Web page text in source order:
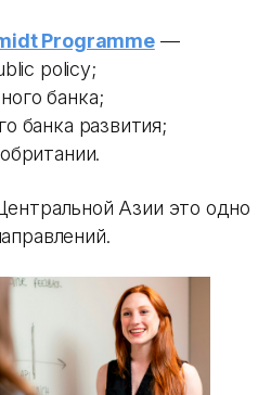
Programme—
policy;
банка;
банка развития;
Азии это одно